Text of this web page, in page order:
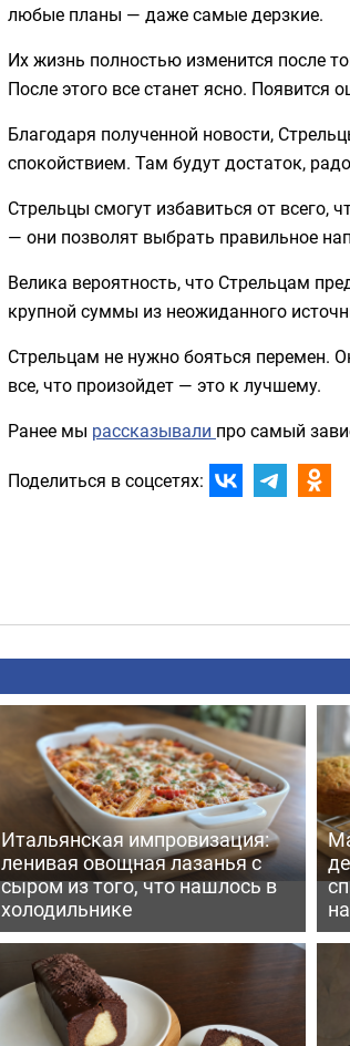
любые планы — даже самые дерзкие.
Их жизнь полностью изменится после
После этого все станет ясно.
Благодаря полученной новости,
спокойствием. Там будут достаток,
Стрельцы смогут избавиться от всего,
— они позволят выбрать правильное
Велика вероятность, что Стрельцам
крупной суммы из неожиданного
Стрельцам не нужно бояться перемен.
все, что произойдет — это к лучшему.
Ранее мы рассказывали про самый
Поделиться в соцсетях:
Итальянская импровизация:
ленивая овощная лазанья с
сыром из того, что нашлось в
холодильнике